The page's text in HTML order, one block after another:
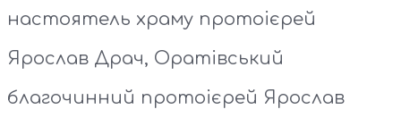
настоятель храму протоієрей
Ярослав Драч, Оратівський
благочинний протоієрей Ярослав